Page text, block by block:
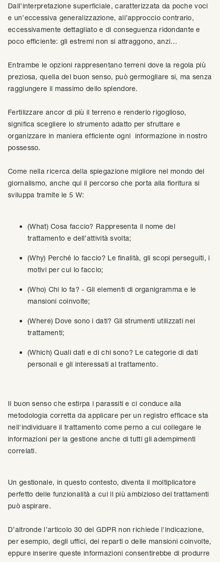
Dall’interpretazione superficiale, caratterizzata da poche voci
e un’eccessiva generalizzazione, all’approccio contrario,
eccessivamente dettagliato e di conseguenza ridondante e
poco efficiente: gli estremi non si attraggono, anzi…
Entrambe le opzioni rappresentano terreni dove la regola più
preziosa, quella del buon senso, può germogliare si, ma senza
raggiungere il massimo dello splendore.
Fertilizzare ancor di più il terreno e renderlo rigoglioso,
significa scegliere lo strumento adatto per sfruttare e
organizzare in maniera efficiente ogni informazione in nostro
possesso.
Come nella ricerca della spiegazione migliore nel mondo del
giornalismo, anche qui il percorso che porta alla fioritura si
sviluppa tramite le 5 W:
(What) Cosa faccio? Rappresenta il nome del
trattamento e dell’attività svolta;
(Why) Perché lo faccio? Le finalità, gli scopi perseguiti, i
motivi per cui lo faccio;
(Who) Chi lo fa? - Gli elementi di organigramma e le
mansioni coinvolte;
(Where) Dove sono i dati? Gli strumenti utilizzati nei
trattamenti;
(Which) Quali dati e di chi sono? Le categorie di dati
personali e gli interessati al trattamento.
Il buon senso che estirpa i parassiti e ci conduce alla
metodologia corretta da applicare per un registro efficace sta
nell'individuare il trattamento come perno a cui collegare le
informazioni per la gestione anche di tutti gli adempimenti
correlati.
Un gestionale, in questo contesto, diventa il moltiplicatore
perfetto delle funzionalità a cui il più ambizioso dei trattamenti
può aspirare.
D’altronde l’articolo 30 del GDPR non richiede l'indicazione,
per esempio, degli uffici, dei reparti o delle mansioni coinvolte,
eppure inserire queste informazioni consentirebbe di produrre